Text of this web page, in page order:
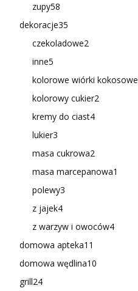
zupy58
dekoracje35
czekoladowe2
inne5
kolorowe wiórki kokosowe
kolorowy cukier2
kremy do ciast4
lukier3
masa cukrowa2
masa marcepanowa1
polewy3
z jajek4
z warzyw i owoców4
domowa apteka11
domowa wędlina10
grill24